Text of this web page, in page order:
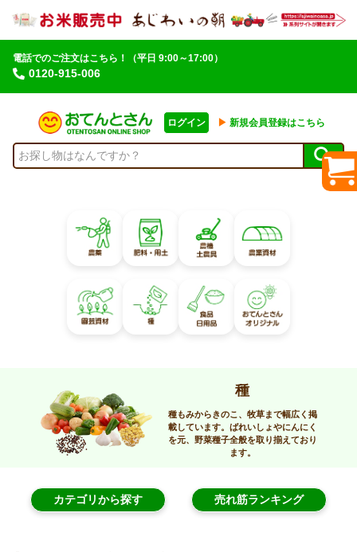
電話でのご注文はこちら！
0120-915-006
（平日 9:00～17:00）
ログイン ▶︎ 新規会員登録はこちら
種
種もみからきのこ、牧草まで幅広く掲
載しています。 ばれいしょやにんにく
を元、野菜種子全般を取り揃えており
ます。
カテゴリから探す 売れ筋ランキング